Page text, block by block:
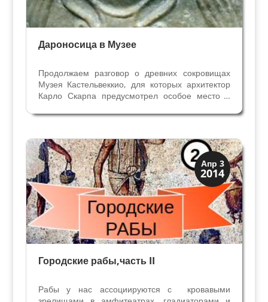
Дароносица в Музее
Продолжаем разговор о древних сокровищах
Музея Кастельвеккио, для которых архитектор
Карло Скарпа предусмотрел особое место в
маленького античного храма, и свет на
древних языческих...
Апр 3
2014
Верона
Музеи
Городские рабы,часть II
Рабы у нас ассоциируются с кровавыми